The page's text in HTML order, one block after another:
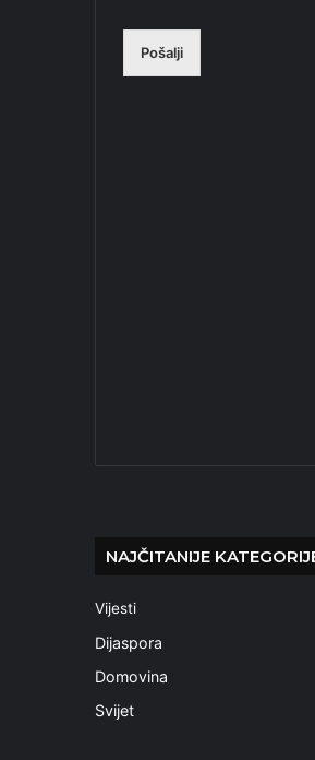
Pošalji
NAJČITANIJE
Vijesti
Dijaspora
Domovina
Svijet